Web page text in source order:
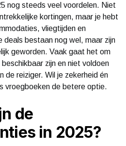
nog steeds veel voordelen. Niet
kortingen, maar je hebt
vliegtijden en
deals bestaan nog wel, maar zijn
geworden. Vaak gaat het om
zijn en niet voldoen
de reiziger. Wil je zekerheid én
vroegboeken de betere optie.
de
in 2025?